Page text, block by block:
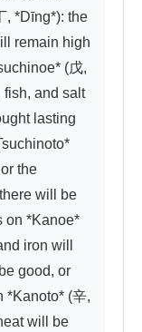
, *Dīng*): the
remain high
(戊,
fish, and salt
lasting
the
will be
on *Kanoe*
iron will
good, or
*Kanoto* (辛,
will be